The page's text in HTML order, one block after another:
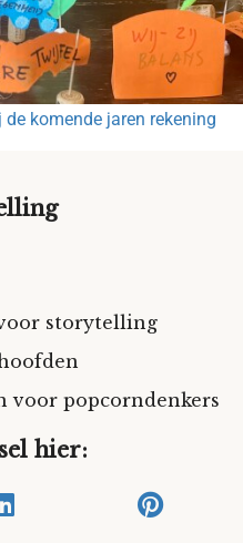
komende jaren rekening
storytelling
voor popcorndenkers
hier: